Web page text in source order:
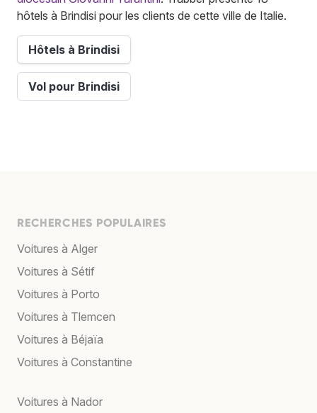
hôtels à Brindisi pour les clients de cette ville de Italie.
Hôtels à Brindisi
Vol pour Brindisi
RECHERCHES POPULAIRES
Voitures à Alger
Voitures à Sétif
Voitures à Porto
Voitures à Tlemcen
Voitures à Béjaïa
Voitures à Constantine
Voitures à Nador